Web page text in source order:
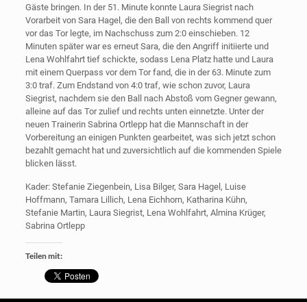
Gäste bringen. In der 51. Minute konnte Laura Siegrist nach
Vorarbeit von Sara Hagel, die den Ball von rechts kommend quer
vor das Tor legte, im Nachschuss zum 2:0 einschieben. 12
Minuten später war es erneut Sara, die den Angriff initiierte und
Lena Wohlfahrt tief schickte, sodass Lena Platz hatte und Laura
mit einem Querpass vor dem Tor fand, die in der 63. Minute zum
3:0 traf. Zum Endstand von 4:0 traf, wie schon zuvor, Laura
Siegrist, nachdem sie den Ball nach Abstoß vom Gegner gewann,
alleine auf das Tor zulief und rechts unten einnetzte. Unter der
neuen Trainerin Sabrina Ortlepp hat die Mannschaft in der
Vorbereitung an einigen Punkten gearbeitet, was sich jetzt schon
bezahlt gemacht hat und zuversichtlich auf die kommenden Spiele
blicken lässt.
Kader: Stefanie Ziegenbein, Lisa Bilger, Sara Hagel, Luise
Hoffmann, Tamara Lillich, Lena Eichhorn, Katharina Kühn,
Stefanie Martin, Laura Siegrist, Lena Wohlfahrt, Almina Krüger,
Sabrina Ortlepp
Teilen mit: